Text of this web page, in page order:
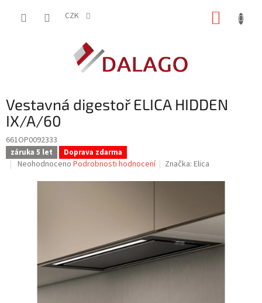
CZK
Vestavná digestoř ELICA HIDDEN
IX/A/60
661OP0092333
záruka 5 let Doprava zdarma
Průměrné
Neohodnoceno Podrobnosti hodnocení Značka:Elica